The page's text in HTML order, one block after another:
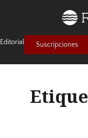
Editorial Suscripciones